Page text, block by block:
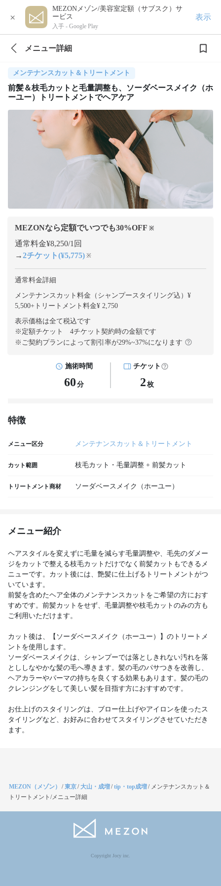
×
MEZONメゾン/美容室定額（サブスク）サ
ービス
入手 - Google Play
表示
メニュー詳細
メンテナンスカット＆トリートメント
前髪＆枝毛カットと毛量調整も、ソーダベースメイク（ホ
ーユー）トリートメントでヘアケア
MEZONなら定額でいつでも30%OFF ※
通常料金¥8,250/1回
→2チケット(¥5,775) ※
通常料金詳細
メンテナンスカット料金（シャンプースタイリング込）¥
5,500+ トリートメント料金¥ 2,750
表示価格は全て税込です
※定額チケット 4チケット契約時の金額です
※ご契約プランによって割引率が29%~37%になります
施術時間
60 分
チケット
2 枚
特徴
メニュー区分 メンテナンスカット＆トリートメント
カット範囲 枝毛カット・毛量調整 + 前髪カット
トリートメント商材 ソーダベースメイク（ホーユー）
メニュー紹介
ヘアスタイルを変えずに毛量を減らす毛量調整や、毛先のダメー
ジをカットで整える枝毛カットだけでなく前髪カットもできるメ
ニューです。カット後には、艶髪に仕上げるトリートメントがつ
いています。
前髪を含めたヘア全体のメンテナンスカットをご希望の方におす
すめです。前髪カットをせず、毛量調整や枝毛カットのみの方も
ご利用いただけます。
カット後は、【ソーダベースメイク（ホーユー）】のトリートメ
ントを使用します。
ソーダベースメイクは、シャンプーでは落としきれない汚れを落
とししなやかな髪の毛へ導きます。髪の毛のパサつきを改善し、
ヘアカラーやパーマの持ちを良くする効果もあります。髪の毛の
クレンジングをして美しい髪を目指す方におすすめです。
お仕上げのスタイリングは、ブロー仕上げやアイロンを使ったス
タイリングなど、お好みに合わせてスタイリングさせていただき
ます。
MEZON（メゾン） /東京/大山・成増/tip・top成増/ メンテナンスカット＆
トリートメント/メニュー詳細
Copyright Jocy inc.